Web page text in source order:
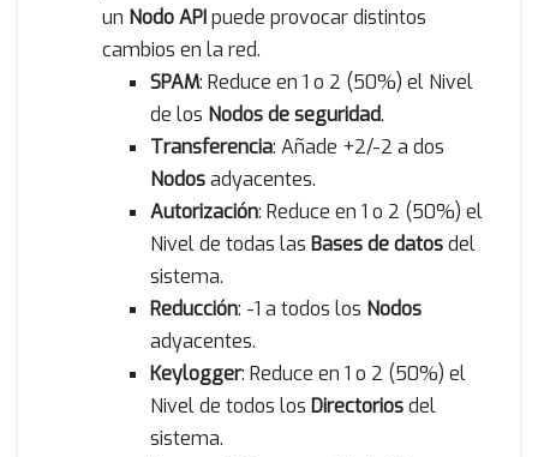
un Nodo APIpuede provocar distintos
cambios en la red.
SPAM: Reduce en 1 o 2 (50%) el Nivel
de los Nodos de seguridad.
Transferencia: Añade +2/-2 a dos
Nodosadyacentes.
Autorización: Reduce en 1 o 2 (50%) el
Nivel de todas las Bases de datosdel
sistema.
Reducción: -1 a todos los Nodos
adyacentes.
Keylogger: Reduce en 1 o 2 (50%) el
Nivel de todos los Directoriosdel
sistema.